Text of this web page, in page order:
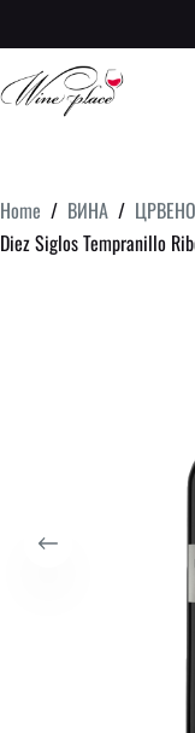
to
content
Home / ВИНА /
Diez Siglos Tempranillo